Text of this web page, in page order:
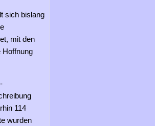
sich bislang
mit den
Hoffnung
114
wurden